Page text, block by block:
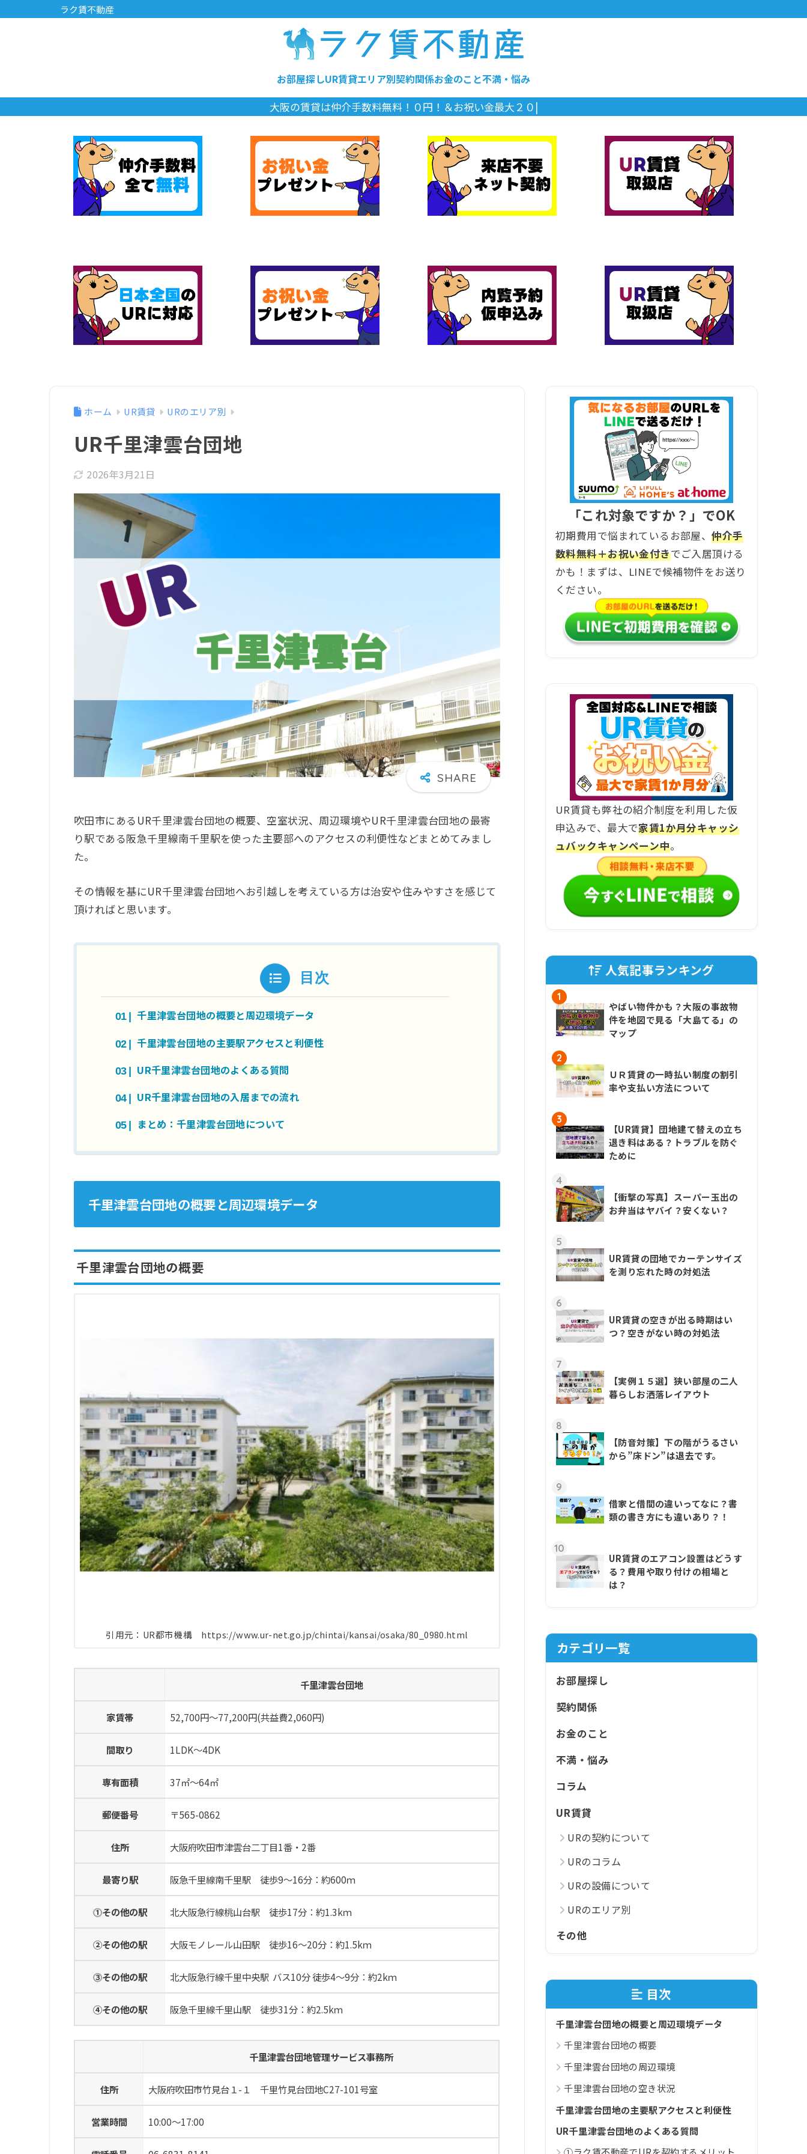
ラク賃不動産
お部屋探しUR賃貸エリア別契約関係お金のこと不満・悩み
大阪の|
ホーム UR賃貸 URのエリア別
UR千里津雲台団地
2026年3月21日
吹田市にあるUR千里津雲台団地の概要、空室状況、周辺環境やUR千里津雲台団地の最寄
り駅である阪急千里線南千里駅を使った主要部へのアクセスの利便性などまとめてみまし
た。
その情報を基にUR千里津雲台団地へお引越しを考えている方は治安や住みやすさを感じて
頂ければと思います。
目次
千里津雲台団地の概要と周辺環境データ
千里津雲台団地の主要駅アクセスと利便性
UR千里津雲台団地のよくある質問
UR千里津雲台団地の入居までの流れ
まとめ：千里津雲台団地について
千里津雲台団地の概要と周辺環境データ
千里津雲台団地の概要
引用元：UR都市機構 https://www.ur-net.go.jp/chintai/kansai/osaka/80_0980.html
千里津雲台団地
家賃帯 52,700円～77,200円(共益費2,060円)
間取り 1LDK～4DK
専有面積 37㎡～64㎡
郵便番号 〒565-0862
住所 大阪府吹田市津雲台二丁目1番・2番
最寄り駅 阪急千里線南千里駅 徒歩9～16分：約600ｍ
⓵その他の駅 北大阪急行線桃山台駅 徒歩17分：約1.3kｍ
②その他の駅 大阪モノレール山田駅 徒歩16～20分：約1.5kｍ
⓷その他の駅 北大阪急行線千里中央駅 バス10分 徒歩4～9分：約2kｍ
④その他の駅 阪急千里線千里山駅 徒歩31分：約2.5kｍ
千里津雲台団地管理サービス事務所
住所 大阪府吹田市竹見台１-１ 千里竹見台団地C27-101号室
営業時間 10:00～17:00
「これ対象ですか？」でOK
初期費用で悩まれているお部屋、仲介手
数料無料＋お祝い金付きでご入居頂ける
かも！まずは、LINEで候補物件をお送り
ください。
UR賃貸も弊社の紹介制度を利用した仮
申込みで、最大で家賃1か月分キャッシ
ュバックキャンペーン中。
人気記事ランキング
1
やばい物件かも？大阪の事故物
件を地図で見る「大島てる」の
マップ
2
ＵＲ賃貸の一時払い制度の割引
率や支払い方法について
3
【UR賃貸】団地建て替えの立ち
退き料はある？トラブルを防ぐ
ために
4
【衝撃の写真】スーパー玉出の
お弁当はヤバイ？安くない？
5
UR賃貸の団地でカーテンサイズ
を測り忘れた時の対処法
6
UR賃貸の空きが出る時期はい
つ？空きがない時の対処法
7
【実例１５選】狭い部屋の二人
暮らしお洒落レイアウト
8
【防音対策】下の階がうるさい
から”床ドン”は退去です。
9
借家と借間の違いってなに？書
類の書き方にも違いあり？！
10
UR賃貸のエアコン設置はどうす
る？費用や取り付けの相場と
は？
カテゴリ一覧
お部屋探し
契約関係
お金のこと
不満・悩み
コラム
UR賃貸
URの契約について
URのコラム
URの設備について
URのエリア別
その他
目次
千里津雲台団地の概要と周辺環境データ
千里津雲台団地の概要
千里津雲台団地の周辺環境
千里津雲台団地の空き状況
千里津雲台団地の主要駅アクセスと利便性
UR千里津雲台団地のよくある質問